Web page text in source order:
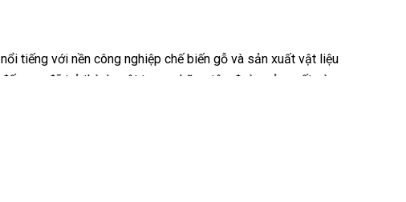
tiếng với nền công nghiệp chế biến gỗ và sản xuất vật liệu
nay đã trở thành một trong những tập đoàn sản xuất sàn